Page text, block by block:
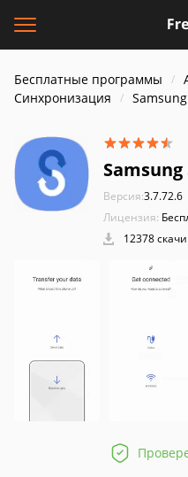
Бесплатные программы
Синхронизация
Версия:3.7.72.6
Лицензия:
12378